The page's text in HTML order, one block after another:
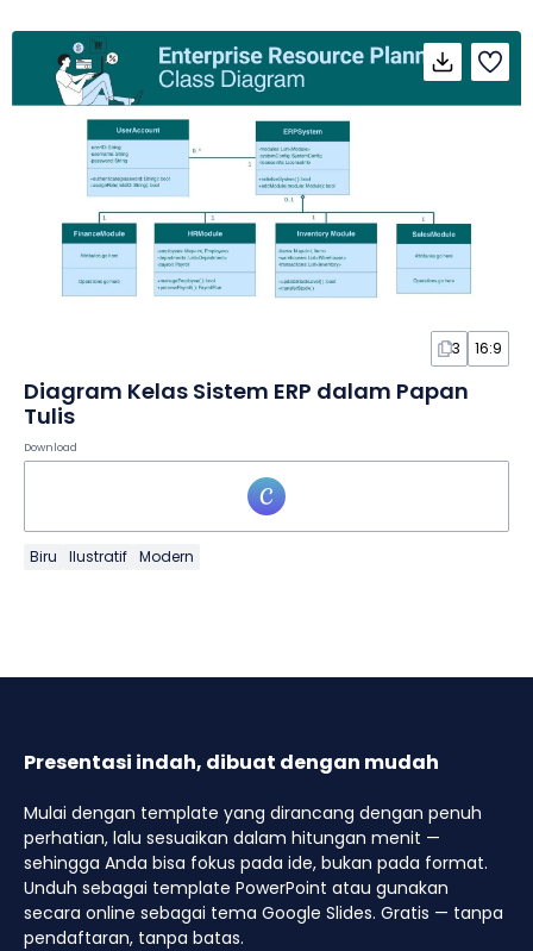
3 16:9
Diagram Kelas Sistem ERP dalam Papan
Tulis
Download
Biru Ilustratif Modern
Presentasi indah, dibuat dengan mudah
Mulai dengan template yang dirancang dengan penuh
perhatian, lalu sesuaikan dalam hitungan menit —
sehingga Anda bisa fokus pada ide, bukan pada format.
Unduh sebagai template PowerPoint atau gunakan
secara online sebagai tema Google Slides. Gratis — tanpa
pendaftaran, tanpa batas.